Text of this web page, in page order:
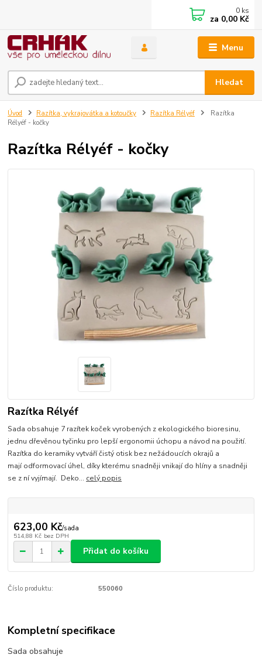
Menu
Hledat
0 ks
za 0,00 Kč
Úvod Razítka, vykrajovátka a kotoučky Razítka Rélyéf
Razítka
Rélyéf - kočky
Razítka Rélyéf - kočky
Razítka Rélyéf
Sada obsahuje 7 razítek koček vyrobených z ekologického bioresinu,
jednu dřevěnou tyčinku pro lepší ergonomii úchopu a návod na použití.
Razítka do keramiky vytváří čistý otisk bez nežádoucích okrajů a
mají odformovací úhel, díky kterému snadněji vnikají do hlíny a snadněji
se z ní vyjímají. Deko... celý popis
623,00 Kč/sada
514,88 Kč bez DPH
Přidat do košíku
Číslo produktu: 550060
Kompletní specifikace
Sada obsahuje